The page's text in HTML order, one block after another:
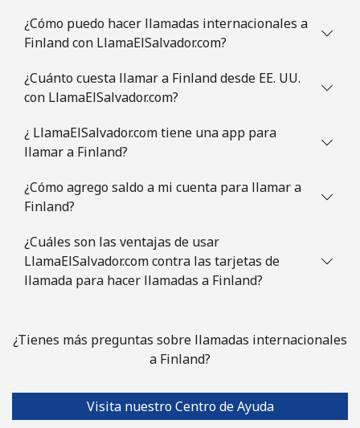
¿Cómo puedo hacer llamadas internacionales a
Finland con LlamaElSalvador.com?
¿Cuánto cuesta llamar a Finland desde EE. UU.
con LlamaElSalvador.com?
¿ LlamaElSalvador.com tiene una app para
llamar a Finland?
¿Cómo agrego saldo a mi cuenta para llamar a
Finland?
¿Cuáles son las ventajas de usar
LlamaElSalvador.com contra las tarjetas de
llamada para hacer llamadas a Finland?
¿Tienes más preguntas sobre llamadas internacionales
a Finland?
Visita nuestro Centro de Ayuda